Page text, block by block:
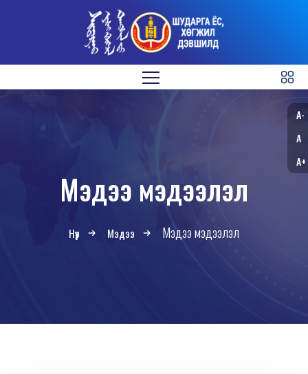
Мэдээ мэдээлэл
Нүүр Мэдээ Мэдээ мэдээлэл
A-
A
A+